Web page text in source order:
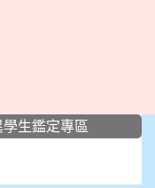
生鑑定專區